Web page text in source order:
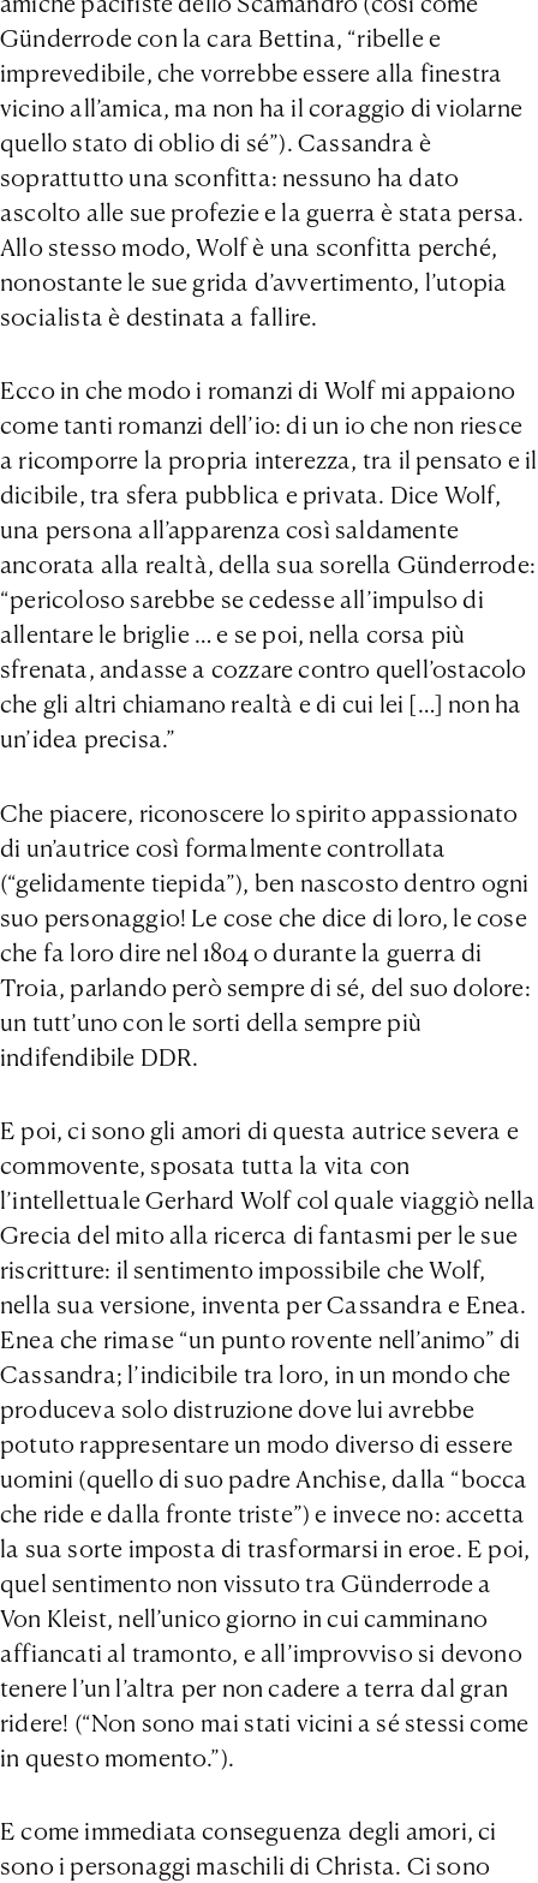
Günderrode con la cara Bettina, “ribelle e
imprevedibile, che vorrebbe essere alla finestra
vicino all’amica, ma non ha il coraggio di violarne
quello stato di oblio di sé”). Cassandra è
soprattutto una sconfitta: nessuno ha dato
ascolto alle sue profezie e la guerra è stata persa.
Allo stesso modo, Wolf è una sconfitta perché,
nonostante le sue grida d’avvertimento, l’utopia
socialista è destinata a fallire.
Ecco in che modo i romanzi di Wolf mi appaiono
come tanti romanzi dell’io: di un io che non riesce
a ricomporre la propria interezza, tra il pensato e il
dicibile, tra sfera pubblica e privata. Dice Wolf,
una persona all’apparenza così saldamente
ancorata alla realtà, della sua sorella Günderrode:
“pericoloso sarebbe se cedesse all’impulso di
allentare le briglie … e se poi, nella corsa più
sfrenata, andasse a cozzare contro quell’ostacolo
che gli altri chiamano realtà e di cui lei […] non ha
un’idea precisa.”
Che piacere, riconoscere lo spirito appassionato
di un’autrice così formalmente controllata
(“gelidamente tiepida”), ben nascosto dentro ogni
suo personaggio! Le cose che dice di loro, le cose
che fa loro dire nel 1804 o durante la guerra di
Troia, parlando però sempre di sé, del suo dolore:
un tutt’uno con le sorti della sempre più
indifendibile DDR.
E poi, ci sono gli amori di questa autrice severa e
commovente, sposata tutta la vita con
l’intellettuale Gerhard Wolf col quale viaggiò nella
Grecia del mito alla ricerca di fantasmi per le sue
riscritture: il sentimento impossibile che Wolf,
nella sua versione, inventa per Cassandra e Enea.
Enea che rimase “un punto rovente nell’animo” di
Cassandra; l’indicibile tra loro, in un mondo che
produceva solo distruzione dove lui avrebbe
potuto rappresentare un modo diverso di essere
uomini (quello di suo padre Anchise, dalla “bocca
che ride e dalla fronte triste”) e invece no: accetta
la sua sorte imposta di trasformarsi in eroe. E poi,
quel sentimento non vissuto tra Günderrode a
Von Kleist, nell’unico giorno in cui camminano
affiancati al tramonto, e all’improvviso si devono
tenere l’un l’altra per non cadere a terra dal gran
ridere! (“Non sono mai stati vicini a sé stessi come
in questo momento.”).
E come immediata conseguenza degli amori, ci
sono i personaggi maschili di Christa. Ci sono